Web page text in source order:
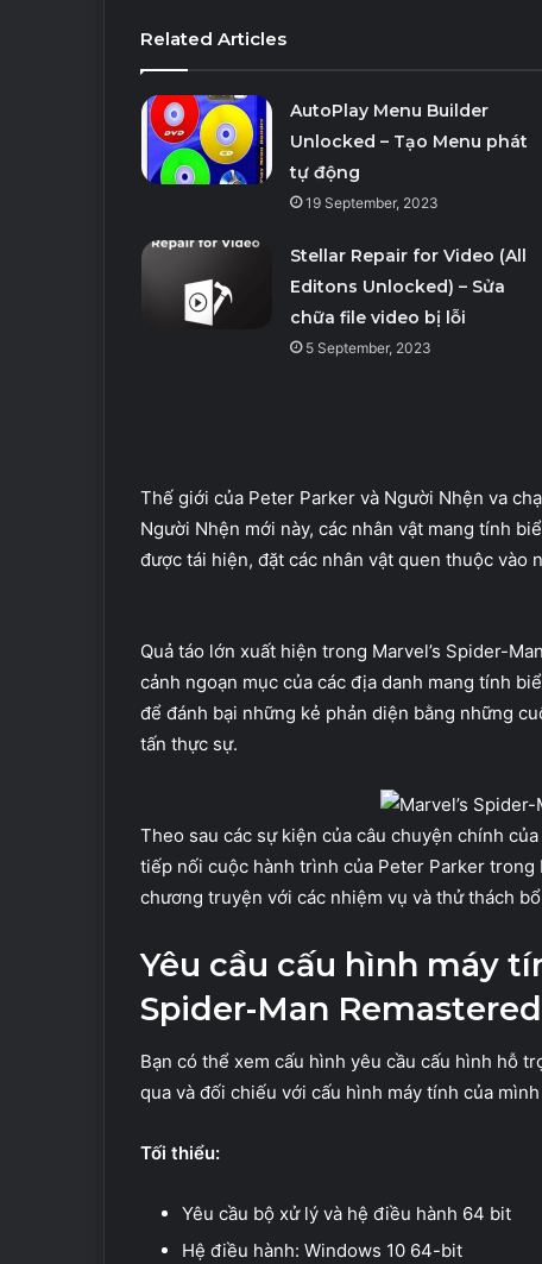
Related Articles
AutoPlay Menu Builder
Unlocked – Tạo Menu phát
tự động
19 September, 2023
Stellar Repair for Video (All
Editons Unlocked) – Sửa
chữa file video bị lỗi
5 September, 2023
Thế giới của Peter Parker và Người Nhện va
Người Nhện mới này, các nhân vật mang tính
được tái hiện, đặt các nhân vật quen thuộc vào
Quả táo lớn xuất hiện trong Marvel’s Spider-
cảnh ngoạn mục của các địa danh mang tính
để đánh bại những kẻ phản diện bằng những
tấn thực sự.
Theo sau các sự kiện của câu chuyện chính
tiếp nối cuộc hành trình của Peter Parker trong
chương truyện với các nhiệm vụ và thử thách
Yêu cầu cấu hình máy
Spider-Man Remastered
Bạn có thể xem cấu hình yêu cầu cấu hình hỗ
qua và đối chiếu với cấu hình máy tính của
Tối thiểu:
Yêu cầu bộ xử lý và hệ điều hành 64 bit
Hệ điều hành: Windows 10 64-bit